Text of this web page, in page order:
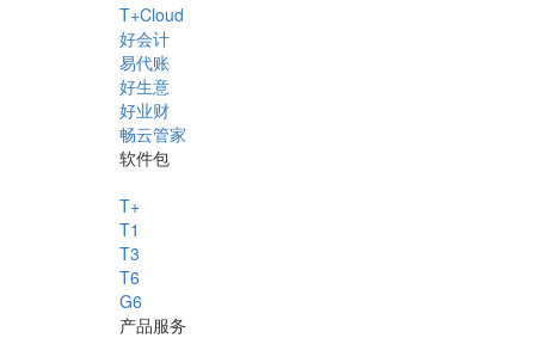
T+Cloud
好会计
易代账
好生意
好业财
畅云管家
软件包
T+
T1
T3
T6
G6
产品服务